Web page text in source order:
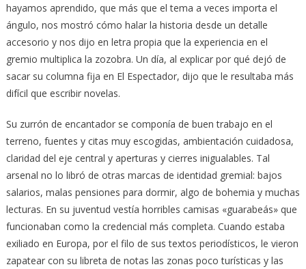
hayamos aprendido, que más que el tema a veces importa el
ángulo, nos mostró cómo halar la historia desde un detalle
accesorio y nos dijo en letra propia que la experiencia en el
gremio multiplica la zozobra. Un día, al explicar por qué dejó de
sacar su columna fija en El Espectador, dijo que le resultaba más
difícil que escribir novelas.
Su zurrón de encantador se componía de buen trabajo en el
terreno, fuentes y citas muy escogidas, ambientación cuidadosa,
claridad del eje central y aperturas y cierres inigualables. Tal
arsenal no lo libró de otras marcas de identidad gremial: bajos
salarios, malas pensiones para dormir, algo de bohemia y muchas
lecturas. En su juventud vestía horribles camisas «guarabeás» que
funcionaban como la credencial más completa. Cuando estaba
exiliado en Europa, por el filo de sus textos periodísticos, le vieron
zapatear con su libreta de notas las zonas poco turísticas y las